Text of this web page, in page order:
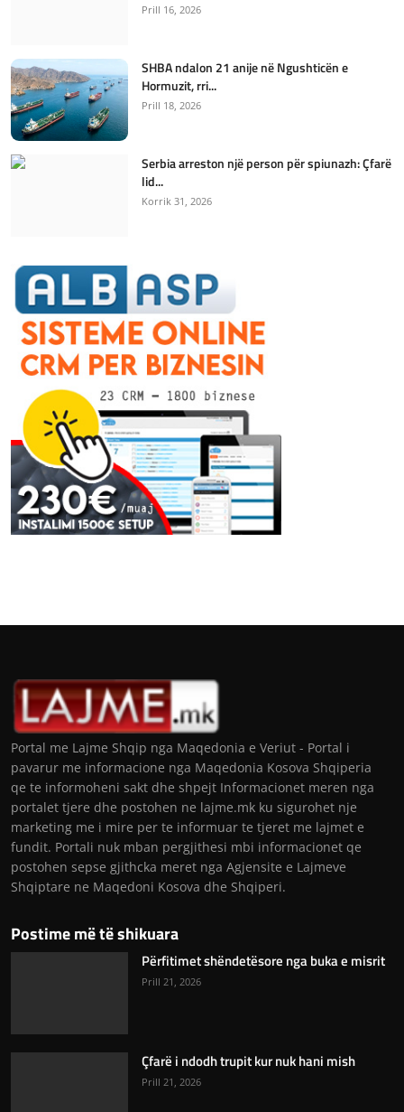
Prill 16, 2026
SHBA ndalon 21 anije në Ngushticën e
Hormuzit, rri...
Prill 18, 2026
Serbia arreston një person për spiunazh: Çfarë
lid...
Korrik 31, 2026
Portal me Lajme Shqip nga Maqedonia e Veriut - Portal i
pavarur me informacione nga Maqedonia Kosova Shqiperia
qe te informoheni sakt dhe shpejt Informacionet meren nga
portalet tjere dhe postohen ne lajme.mk ku sigurohet nje
marketing me i mire per te informuar te tjeret me lajmet e
fundit. Portali nuk mban pergjithesi mbi informacionet qe
postohen sepse gjithcka meret nga Agjensite e Lajmeve
Shqiptare ne Maqedoni Kosova dhe Shqiperi.
Postime më të shikuara
Përfitimet shëndetësore nga buka e misrit
Prill 21, 2026
Çfarë i ndodh trupit kur nuk hani mish
Prill 21, 2026